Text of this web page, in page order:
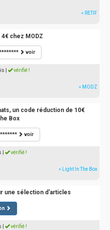
» RETIF
chez MODZ
voir
vérifié !
» MODZ
un code réduction de 10€
Box
voir
vérifié !
» Light In The Box
une sélection d'articles
vérifié !